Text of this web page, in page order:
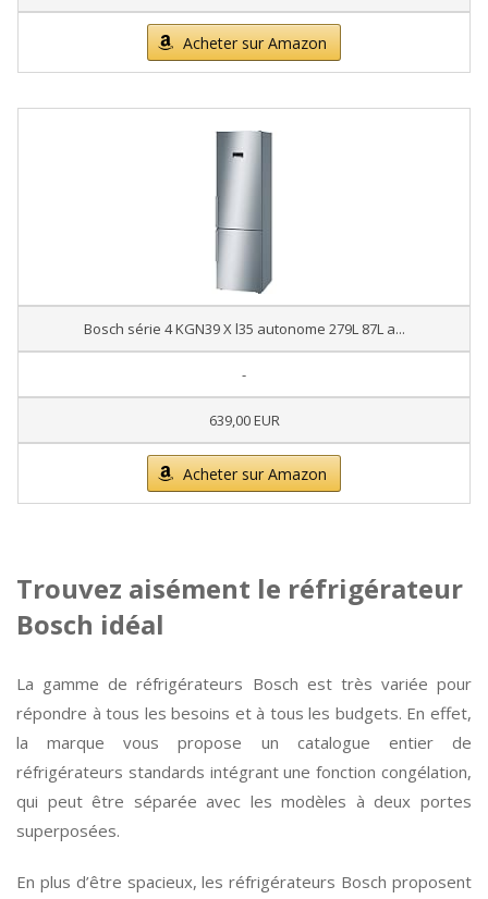
Acheter sur Amazon
Bosch série 4 KGN39 X l35 autonome 279L 87L a...
-
639,00 EUR
Acheter sur Amazon
Trouvez aisément le réfrigérateur
Bosch idéal
La gamme de réfrigérateurs Bosch est très variée pour
répondre à tous les besoins et à tous les budgets. En effet,
la marque vous propose un catalogue entier de
réfrigérateurs standards intégrant une fonction congélation,
qui peut être séparée avec les modèles à deux portes
superposées.
En plus d’être spacieux, les réfrigérateurs Bosch proposent